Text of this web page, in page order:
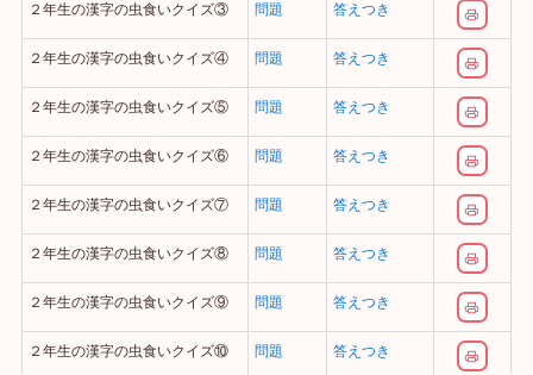
２年生の漢字の虫食いクイズ③ 問題 答えつき
２年生の漢字の虫食いクイズ④ 問題 答えつき
２年生の漢字の虫食いクイズ⑤ 問題 答えつき
２年生の漢字の虫食いクイズ⑥ 問題 答えつき
２年生の漢字の虫食いクイズ⑦ 問題 答えつき
２年生の漢字の虫食いクイズ⑧ 問題 答えつき
２年生の漢字の虫食いクイズ⑨ 問題 答えつき
２年生の漢字の虫食いクイズ⑩ 問題 答えつき